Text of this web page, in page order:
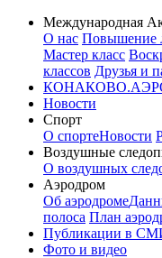
Международная
О нас Повышение
Мастер класс
классов Друзья и
Новости
Спорт
О спортеНовости
Воздушные
О воздушных
Аэродром
Об аэродроме
полоса План
Публикации в
Фото и видео